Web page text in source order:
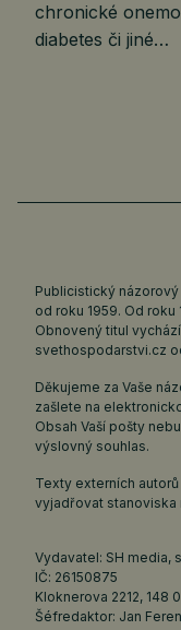
chronické
diabetes či jiné…
Publicistický
od roku 1959. Od
Obnovený titul
svethospodarstvi.cz
Děkujeme za Vaše
zašlete na
Obsah Vaší pošty
výslovný souhlas.
Texty externích
vyjadřovat stanoviska
Vydavatel: SH media,
IČ: 26150875
Kloknerova 2212, 148
Šéfredaktor: Jan